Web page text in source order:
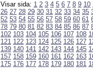
Visar sida: 1 2 3 4 5 6 7 8 9 10
26 27 28 29 30 31 32 33 34 35
52 53 54 55 56 57 58 59 60 61
78 79 80 81 82 83 84 85 86 87
102 103 104 105 106 107 108
121 122 123 124 125 126 127
139 140 141 142 143 144 145
157 158 159 160 161 162 163
175 176 177 178 179 180 181